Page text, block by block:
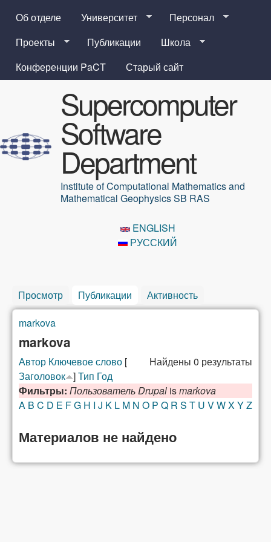
Об отделе Университет
Персонал
Проекты
Публикации
Школа
Конференции PaCT
Старый сайт
Supercomputer
Software
Department
Institute of Computational Mathematics and
Mathematical Geophysics SB RAS
ENGLISH
РУССКИЙ
Просмотр Публикации (активная вкладка)
Активность
Вы здесь
markova
markova
Найдены 0 результаты
Автор Ключевое слово [
Заголовок ]Тип Год
Фильтры: Пользователь Drupal ismarkova
A B C D E FG H I J K L M N O P Q R S T U VWXYZ
Материалов не найдено